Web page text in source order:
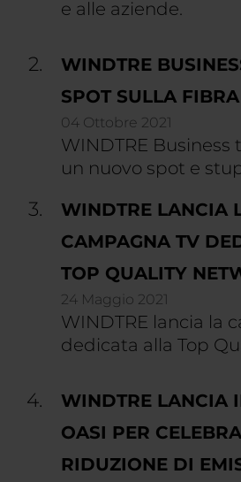
e alle aziende.
WINDTRE
SPOT SULLA FIBRA
04 Ottobre 2021
WINDTRE Business
un nuovo spot e
WINDTRE LANCIA
CAMPAGNA TV
TOP QUALITY
24 Maggio 2021
WINDTRE lancia la
dedicata alla Top
WINDTRE LANCIA
OASI PER
RIDUZIONE DI